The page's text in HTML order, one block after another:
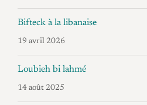
Bifteck à la libanaise
19 avril 2026
Loubieh bi lahmé
14 août 2025